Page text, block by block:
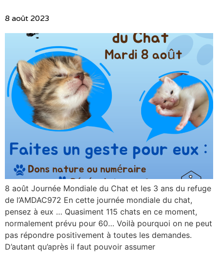
8 août 2023
8 août Journée Mondiale du Chat et les 3 ans du refuge
de l’AMDAC972 En cette journée mondiale du chat,
pensez à eux … Quasiment 115 chats en ce moment,
normalement prévu pour 60… Voilà pourquoi on ne peut
pas répondre positivement à toutes les demandes.
D’autant qu’après il faut pouvoir assumer